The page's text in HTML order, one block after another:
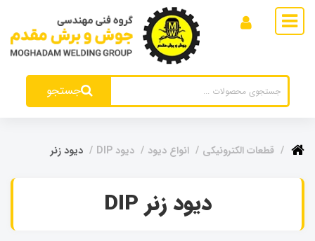
جستجو
قطعات الکترونیکی انواع دیود دیود DIP دیود زنر
دیود زنر DIP